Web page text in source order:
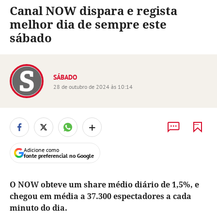
Canal NOW dispara e regista
melhor dia de sempre este
sábado
SÁBADO
28 de outubro de 2024 às 10:14
+
Adicione como
fonte preferencial no Google
O NOW obteve um share médio diário de 1,5%, e
chegou em média a 37.300 espectadores a cada
minuto do dia.